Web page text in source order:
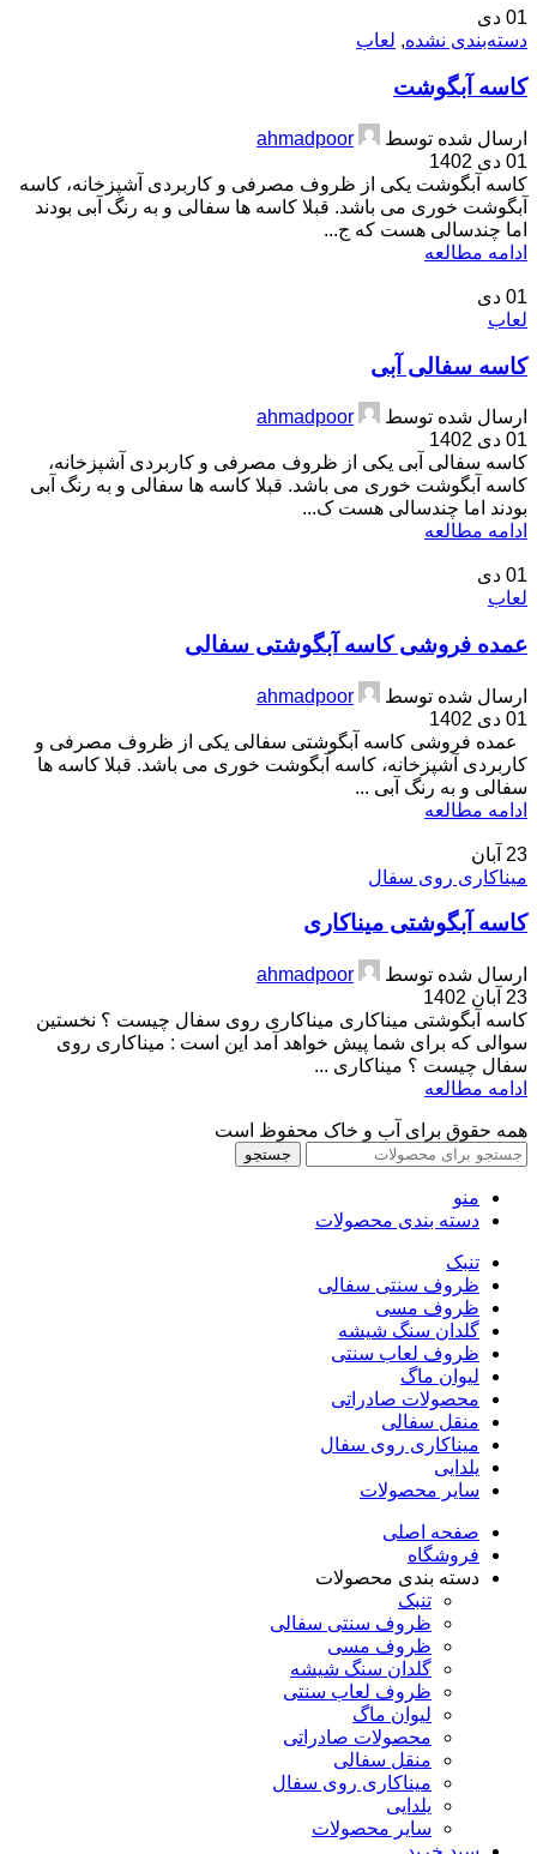
01 دی
دسته‌بندی نشده, لعاب
کاسه آبگوشت
ارسال شده توسط
ahmadpoor
01 دی 1402
کاسه آبگوشت یکی از ظروف مصرفی و کاربردی آشپزخانه، کاسه
آبگوشت خوری می باشد. قبلا کاسه ها سفالی و به رنگ آبی بودند
اما چندسالی هست که ج...
ادامه مطالعه
01 دی
لعاب
کاسه سفالی آبی
ارسال شده توسط
ahmadpoor
01 دی 1402
کاسه سفالی آبی یکی از ظروف مصرفی و کاربردی آشپزخانه،
کاسه آبگوشت خوری می باشد. قبلا کاسه ها سفالی و به رنگ آبی
بودند اما چندسالی هست ک...
ادامه مطالعه
01 دی
لعاب
عمده فروشی کاسه آبگوشتی سفالی
ارسال شده توسط
ahmadpoor
01 دی 1402
عمده فروشی کاسه آبگوشتی سفالی یکی از ظروف مصرفی و
کاربردی آشپزخانه، کاسه آبگوشت خوری می باشد. قبلا کاسه ها
سفالی و به رنگ آبی ...
ادامه مطالعه
23 آبان
میناکاری روی سفال
کاسه آبگوشتی میناکاری
ارسال شده توسط
ahmadpoor
23 آبان 1402
کاسه آبگوشتی میناکاری میناکاری روی سفال چیست ؟ نخستین
سوالی که برای شما پیش خواهد آمد این است : میناکاری روی
سفال چیست ؟ میناکاری ...
ادامه مطالعه
همه حقوق برای آب و خاک محفوظ است
جستجو
منو
دسته بندی محصولات
تنبک
ظروف سنتی سفالی
ظروف مسی
گلدان سنگ شیشه
ظروف لعاب سنتی
لیوان ماگ
محصولات صادراتی
منقل سفالی
میناکاری روی سفال
یلدایی
سایر محصولات
صفحه اصلی
فروشگاه
دسته بندی محصولات
تنبک
ظروف سنتی سفالی
ظروف مسی
گلدان سنگ شیشه
ظروف لعاب سنتی
لیوان ماگ
محصولات صادراتی
منقل سفالی
میناکاری روی سفال
یلدایی
سایر محصولات